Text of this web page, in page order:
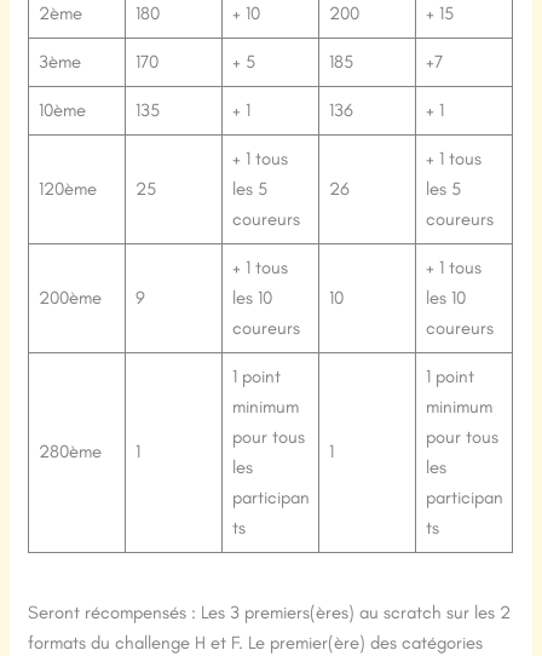
2ème 180 + 10 200 + 15
3ème 170 + 5 185 +7
10ème 135 + 1 136 + 1
120ème 25
+ 1 tous
les 5
coureurs
26
+ 1 tous
les 5
coureurs
200ème 9
+ 1 tous
les 10
coureurs
10
+ 1 tous
les 10
coureurs
280ème 1
1 point
minimum
pour tous
les
participan
ts
1
1 point
minimum
pour tous
les
participan
ts
Seront récompensés : Les 3 premiers(ères) au scratch sur les 2
formats du challenge H et F. Le premier(ère) des catégories